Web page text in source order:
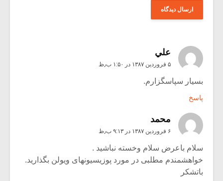
علي
۵ فروردین ۱۳۸۷ در ۱:۵۰ ب٫ظ
بسیار سپاسگزارم.
پاسخ
محمد
۶ فروردین ۱۳۸۷ در ۹:۱۳ ب٫ظ
سلام باعرض سلام وخسته نباشید .
خواهشمندم مطلبی در مورد پوزیسیونهای ویولن بگذارید.
باتشکر